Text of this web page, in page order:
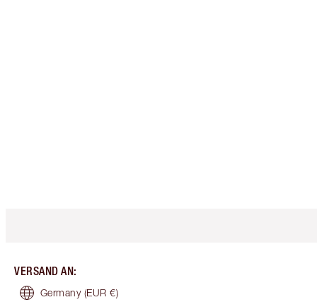
VERSAND AN:
Germany (EUR €)